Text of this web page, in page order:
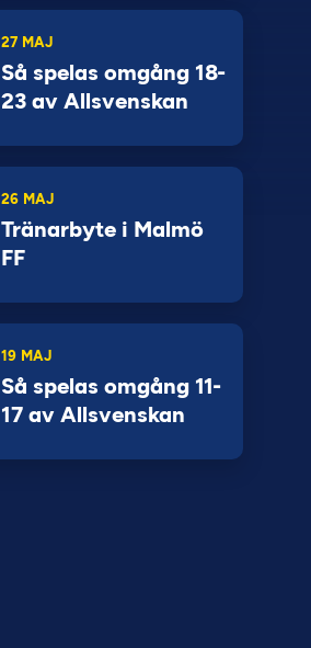
27 MAJ
Så spelas omgång 18-
23 av Allsvenskan
26 MAJ
Tränarbyte i Malmö
FF
19 MAJ
Så spelas omgång 11-
17 av Allsvenskan